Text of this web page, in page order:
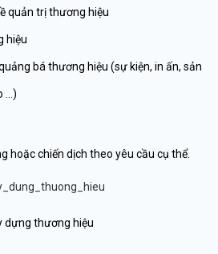
quản trị thương hiệu
hiệu
bá thương hiệu (sự kiện, in ấn, sản
…)
hoặc chiến dịch theo yêu cầu cụ thể.
dựng thương hiệu